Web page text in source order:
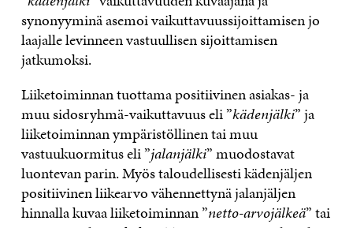
synonyyminä asemoi vaikuttavuussijoittamisen jo
laajalle levinneen vastuullisen sijoittamisen
jatkumoksi.
Liiketoiminnan tuottama positiivinen asiakas- ja
muu sidosryhmä-vaikuttavuus eli ”kädenjälki” ja
liiketoiminnan ympäristöllinen tai muu
vastuukuormitus eli ”jalanjälki” muodostavat
luontevan parin. Myös taloudellisesti kädenjäljen
positiivinen liikearvo vähennettynä jalanjäljen
hinnalla kuvaa liiketoiminnan ”netto-arvojälkeä” tai